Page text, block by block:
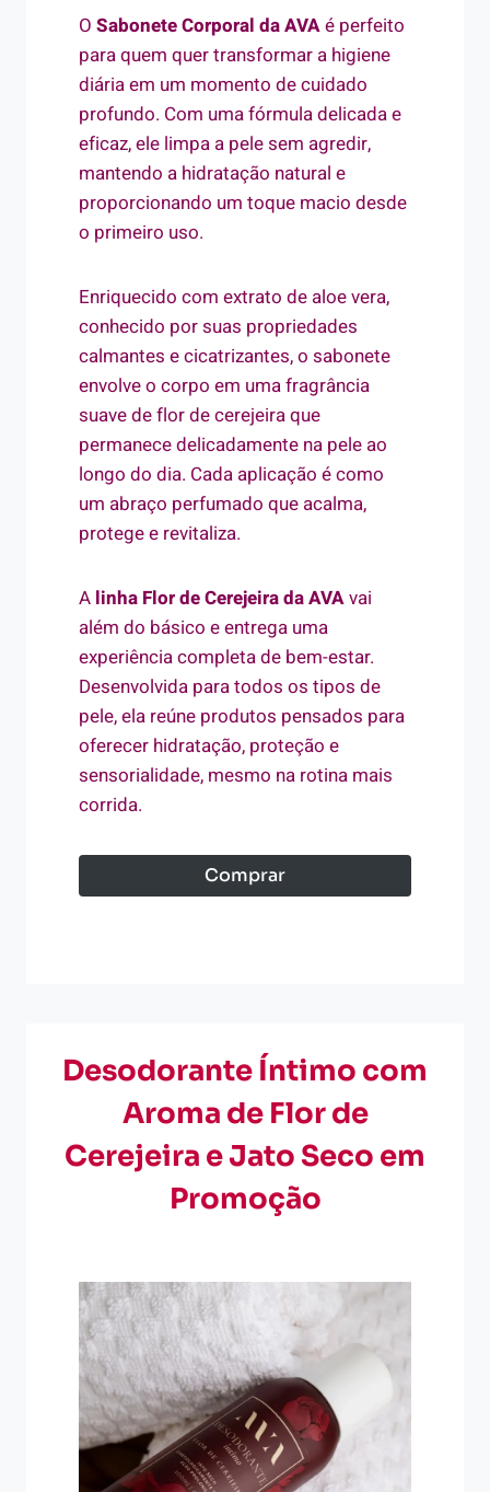
O Sabonete Corporal da AVAé perfeito
para quem quer transformar a higiene
diária em um momento de cuidado
profundo. Com uma fórmula delicada e
eficaz, ele limpa a pele sem agredir,
mantendo a hidratação natural e
proporcionando um toque macio desde
o primeiro uso.
Enriquecido com extrato de aloe vera,
conhecido por suas propriedades
calmantes e cicatrizantes, o sabonete
envolve o corpo em uma fragrância
suave de flor de cerejeira que
permanece delicadamente na pele ao
longo do dia. Cada aplicação é como
um abraço perfumado que acalma,
protege e revitaliza.
A linha Flor de Cerejeira da AVAvai
além do básico e entrega uma
experiência completa de bem-estar.
Desenvolvida para todos os tipos de
pele, ela reúne produtos pensados para
oferecer hidratação, proteção e
sensorialidade, mesmo na rotina mais
corrida.
Comprar
Desodorante Íntimo com
Aroma de Flor de
Cerejeira e Jato Seco em
Promoção